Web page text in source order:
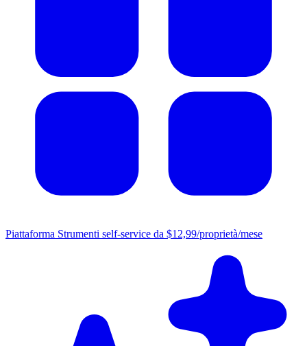
Piattaforma Strumenti self-service da $12,99/proprietà/mese